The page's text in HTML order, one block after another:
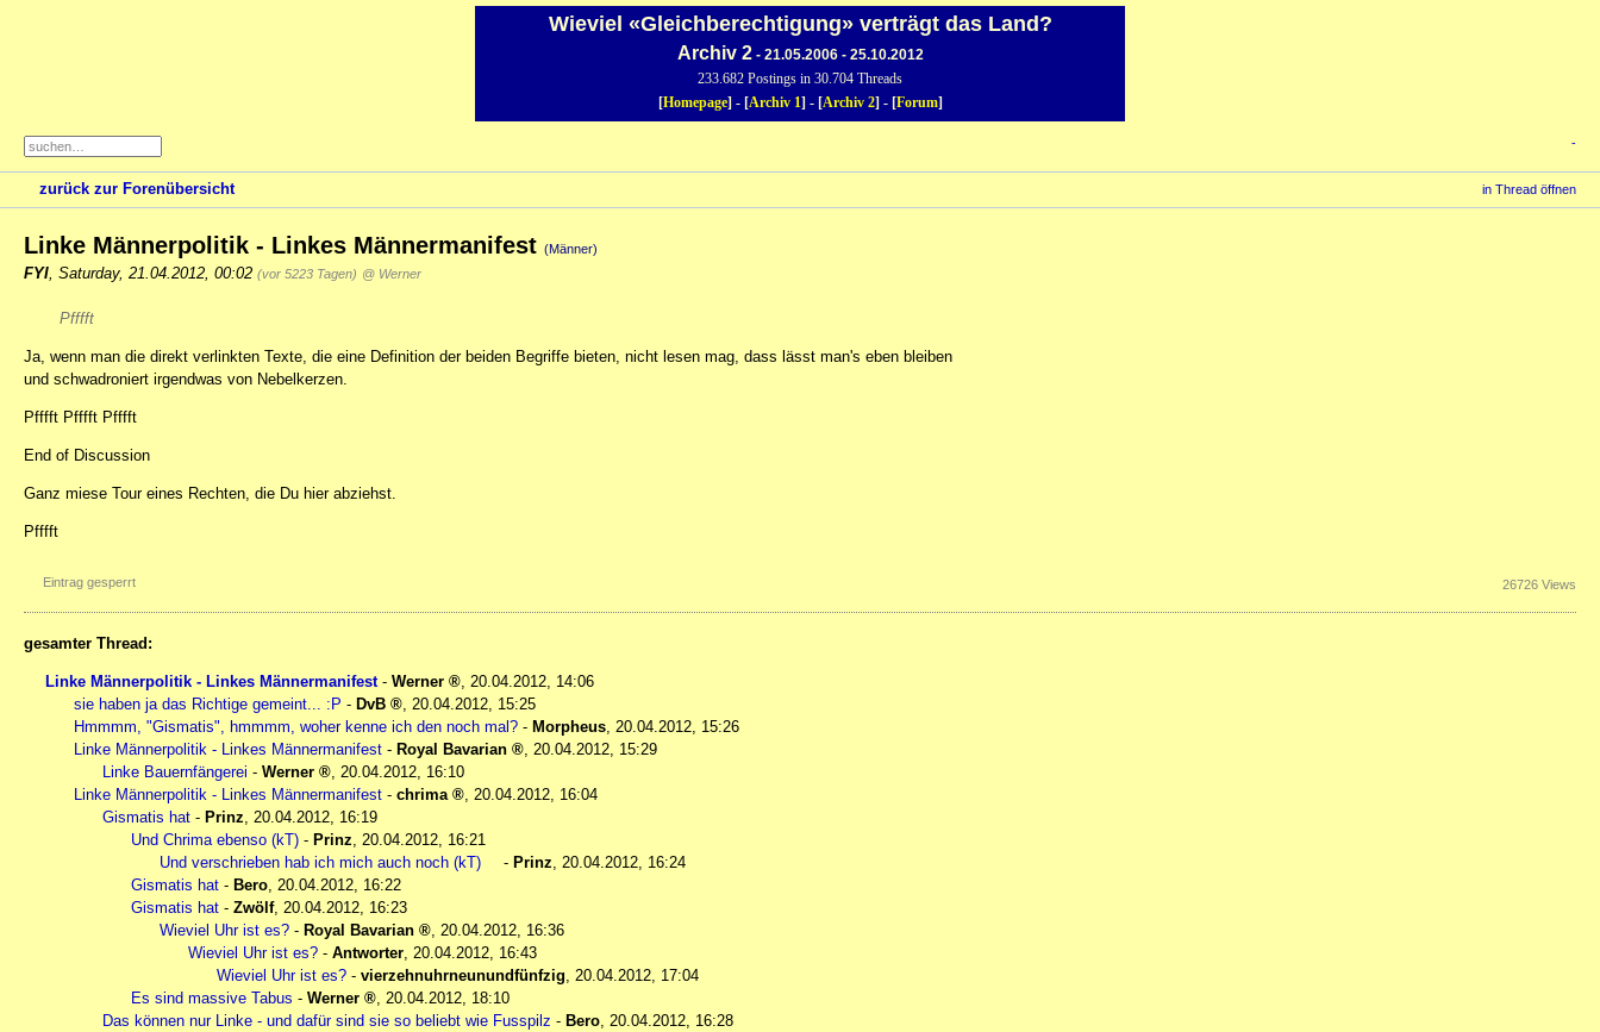
Wieviel «Gleichberechtigung» verträgt das Land?
Archiv 2- 21.05.2006 - 25.10.2012
233.682 Postings in 30.704 Threads
[Homepage] - [Archiv 1] - [Archiv 2] - [Forum]
-
zurück zur Forenübersicht in Thread öffnen
Linke Männerpolitik - Linkes Männermanifest (Männer)
FYI Saturday, 21.04.2012, 00:02 (vor 5223 Tagen) @ Werner
Pfffft
Ja, wenn man die direkt verlinkten Texte, die eine Definition der beiden Begriffe bieten, nicht lesen mag, dass lässt man's eben bleiben
und schwadroniert irgendwas von Nebelkerzen.
Pfffft Pfffft Pfffft
End of Discussion
Ganz miese Tour eines Rechten, die Du hier abziehst.
Pfffft
Eintrag gesperrt 26726 Views
gesamter Thread:
Linke Männerpolitik - Linkes Männermanifest- Werner , 20.04.2012, 14:06
sie haben ja das Richtige gemeint... :P - DvB , 20.04.2012, 15:25
Hmmmm, "Gismatis", hmmmm, woher kenne ich den noch mal? - Morpheus, 20.04.2012, 15:26
Linke Männerpolitik - Linkes Männermanifest - Royal Bavarian , 20.04.2012, 15:29
Linke Bauernfängerei - Werner , 20.04.2012, 16:10
Linke Männerpolitik - Linkes Männermanifest - chrima , 20.04.2012, 16:04
Gismatis hat - Prinz, 20.04.2012, 16:19
Und Chrima ebenso (kT) - Prinz, 20.04.2012, 16:21
Und verschrieben hab ich mich auch noch (kT)
- Prinz, 20.04.2012, 16:24
Gismatis hat - Bero, 20.04.2012, 16:22
Gismatis hat - Zwölf, 20.04.2012, 16:23
Wieviel Uhr ist es? - Royal Bavarian , 20.04.2012, 16:36
Wieviel Uhr ist es? - Antworter, 20.04.2012, 16:43
Wieviel Uhr ist es? - vierzehnuhrneunundfünfzig, 20.04.2012, 17:04
Es sind massive Tabus - Werner , 20.04.2012, 18:10
Das können nur Linke - und dafür sind sie so beliebt wie Fusspilz - Bero, 20.04.2012, 16:28